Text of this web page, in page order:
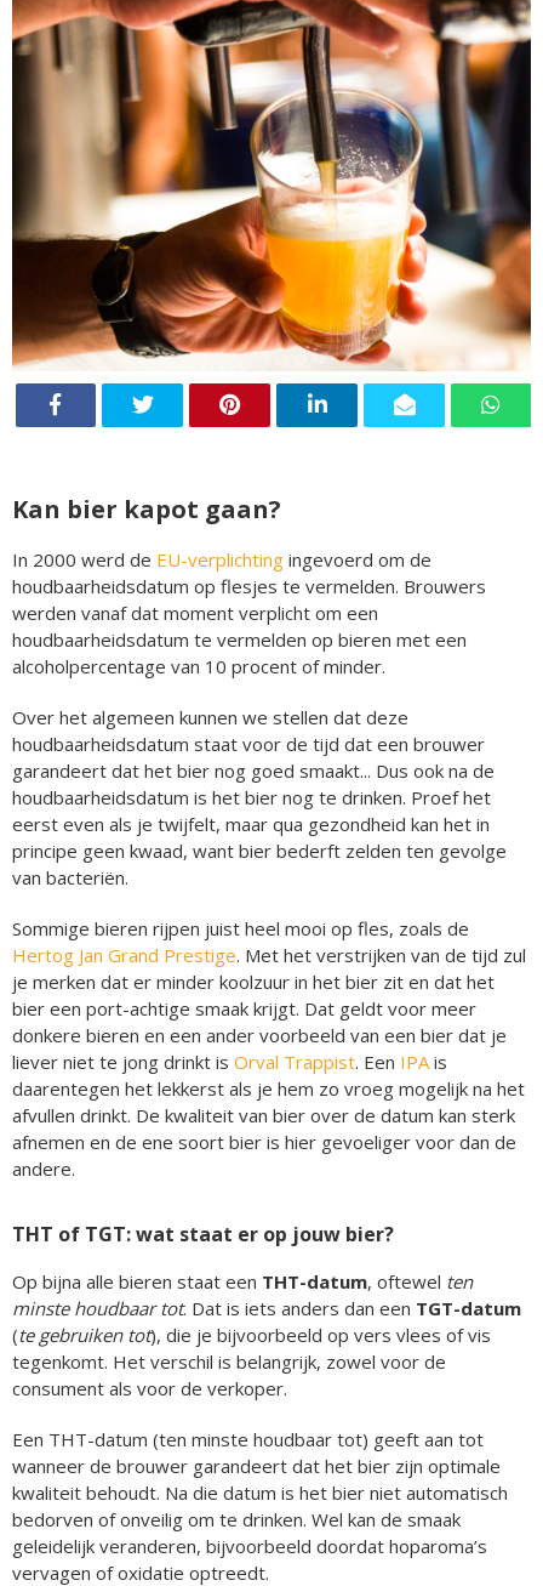
Kan bier kapot gaan?
In 2000 werd de EU-verplichting ingevoerd om de
houdbaarheidsdatum op flesjes te vermelden. Brouwers
werden vanaf dat moment verplicht om een
houdbaarheidsdatum te vermelden op bieren met een
alcoholpercentage van 10 procent of minder.
Over het algemeen kunnen we stellen dat deze
houdbaarheidsdatum staat voor de tijd dat een brouwer
garandeert dat het bier nog goed smaakt... Dus ook na de
houdbaarheidsdatum is het bier nog te drinken. Proef het
eerst even als je twijfelt, maar qua gezondheid kan het in
principe geen kwaad, want bier bederft zelden ten gevolge
van bacteriën.
Sommige bieren rijpen juist heel mooi op fles, zoals de
Hertog Jan Grand Prestige. Met het verstrijken van de tijd zul
je merken dat er minder koolzuur in het bier zit en dat het
bier een port-achtige smaak krijgt. Dat geldt voor meer
donkere bieren en een ander voorbeeld van een bier dat je
liever niet te jong drinkt is Orval Trappist. Een IPA is
daarentegen het lekkerst als je hem zo vroeg mogelijk na het
afvullen drinkt. De kwaliteit van bier over de datum kan sterk
afnemen en de ene soort bier is hier gevoeliger voor dan de
andere.
THT of TGT: wat staat er op jouw bier?
Op bijna alle bieren staat een THT-datum, oftewel ten
minste houdbaar tot. Dat is iets anders dan een TGT-datum
(te gebruiken tot), die je bijvoorbeeld op vers vlees of vis
tegenkomt. Het verschil is belangrijk, zowel voor de
consument als voor de verkoper.
Een THT-datum (ten minste houdbaar tot) geeft aan tot
wanneer de brouwer garandeert dat het bier zijn optimale
kwaliteit behoudt. Na die datum is het bier niet automatisch
bedorven of onveilig om te drinken. Wel kan de smaak
geleidelijk veranderen, bijvoorbeeld doordat hoparoma’s
vervagen of oxidatie optreedt.